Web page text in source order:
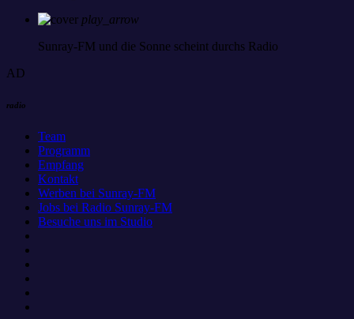
play_arrow
Sunray-FM und die Sonne scheint durchs Radio
AD
radio
Team
Programm
Empfang
Kontakt
Werben bei Sunray-FM
Jobs bei Radio Sunray-FM
Besuche uns im Studio